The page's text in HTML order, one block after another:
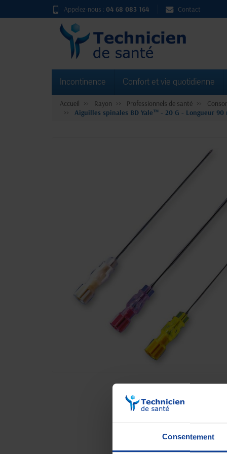
Consentement
Appelez-nous : 04 68 083 164 Contact
Incontinence Confort et vie quotidienne
Accueil Rayon Professionnels de santé
Aiguilles spinales BD Yale™ - 20 G - Longueur 90